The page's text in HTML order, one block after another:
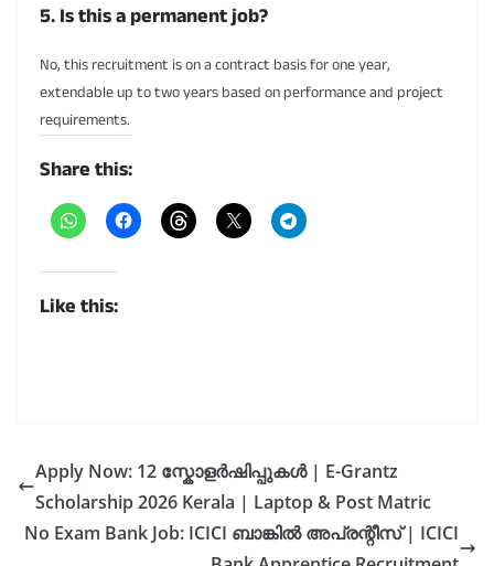
5. Is this a permanent job?
No, this recruitment is on a contract basis for one year,
extendable up to two years based on performance and project
requirements.
Share this:
Like this:
Apply Now: 12 സ്കോളർഷിപ്പുകൾ | E-Grantz
Scholarship 2026 Kerala | Laptop & Post Matric
No Exam Bank Job: ICICI ബാങ്കിൽ അപ്രന്റീസ് | ICICI